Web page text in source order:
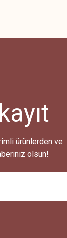
olmalı.
kayıt
ürünlerden ve
olsun!